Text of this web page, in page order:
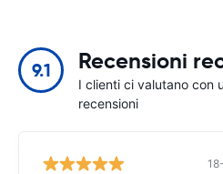
9.1 Recensioni
I clienti ci valutano con
recensioni